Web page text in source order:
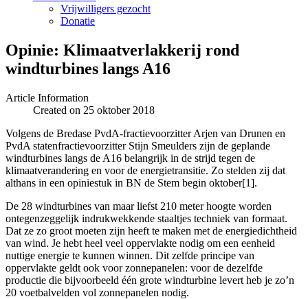
Vrijwilligers gezocht
Donatie
Opinie: Klimaatverlakkerij rond
windturbines langs A16
Article Information
Created on 25 oktober 2018
Volgens de Bredase PvdA-fractievoorzitter Arjen van Drunen en
PvdA statenfractievoorzitter Stijn Smeulders zijn de geplande
windturbines langs de A16 belangrijk in de strijd tegen de
klimaatverandering en voor de energietransitie. Zo stelden zij dat
althans in een opiniestuk in BN de Stem begin oktober[1].
De 28 windturbines van maar liefst 210 meter hoogte worden
ontegenzeggelijk indrukwekkende staaltjes techniek van formaat.
Dat ze zo groot moeten zijn heeft te maken met de energiedichtheid
van wind. Je hebt heel veel oppervlakte nodig om een eenheid
nuttige energie te kunnen winnen. Dit zelfde principe van
oppervlakte geldt ook voor zonnepanelen: voor de dezelfde
productie die bijvoorbeeld één grote windturbine levert heb je zo’n
20 voetbalvelden vol zonnepanelen nodig.